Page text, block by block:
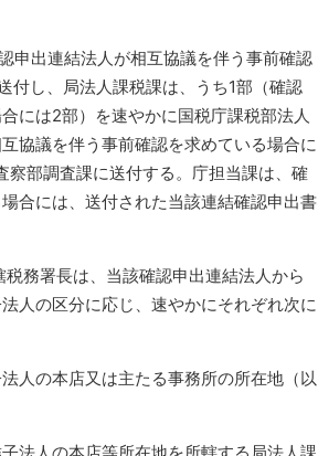
出連結法人が相互協議を伴う事前確認
付し、局法人課税課は、うち1部（確認
には2部）を速やかに国税庁課税部法人
協議を伴う事前確認を求めている場合に
察部調査課に送付する。庁担当課は、確
合には、送付された当該連結確認申出書
務署長は、当該確認申出連結法人から
人の区分に応じ、速やかにそれぞれ次に
の本店又は主たる事務所の所在地（以